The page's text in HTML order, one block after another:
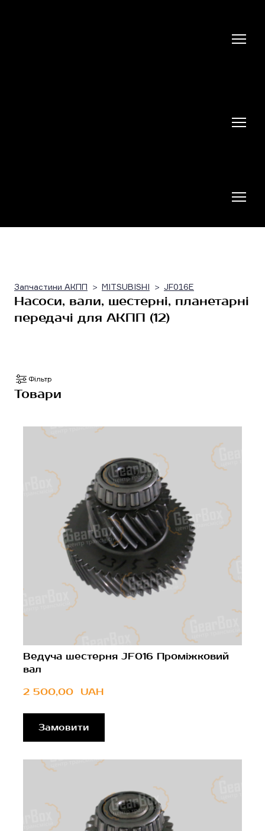
Запчастини АКПП MITSUBISHI JF016E
Насоси, вали, шестерні, планетарні
передачі для АКПП (12)
Фільтр
Товари
Ведуча шестерня JF016 Проміжковий
вал
2 500,00  UAH
Замовити